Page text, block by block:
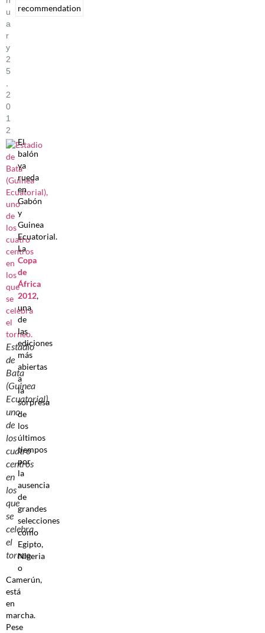
U
A
R
Y
2
5
2
0
1
2
Estadio
de
Bata
(Guinea
Ecuatorial),
uno
de
los
cuatro
centros
en
los
que
se
celebra
el
torneo.
El
balón
ya
rueda
en
Gabón
y
Guinea
Ecuatorial.
La
Copa
de
África
2012,
una
de
las
ediciones
más
abiertas
a
la
sorpresa
de
los
últimos
tiempos
por
la
ausencia
de
grandes
selecciones
como
Egipto,
Nigeria
o
Camerún,
está
en
marcha.
Pese
recommendation